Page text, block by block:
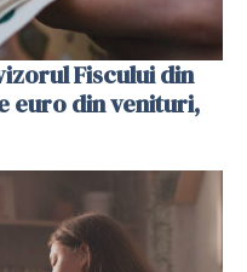
Fiscului din
euro din venituri,